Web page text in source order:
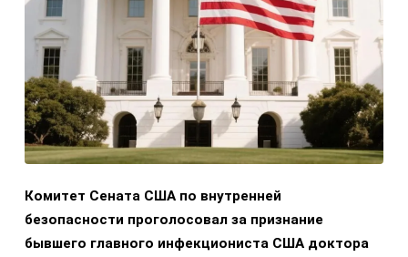
Комитет Сената США по внутренней
безопасности проголосовал за признание
бывшего главного инфекциониста США доктора